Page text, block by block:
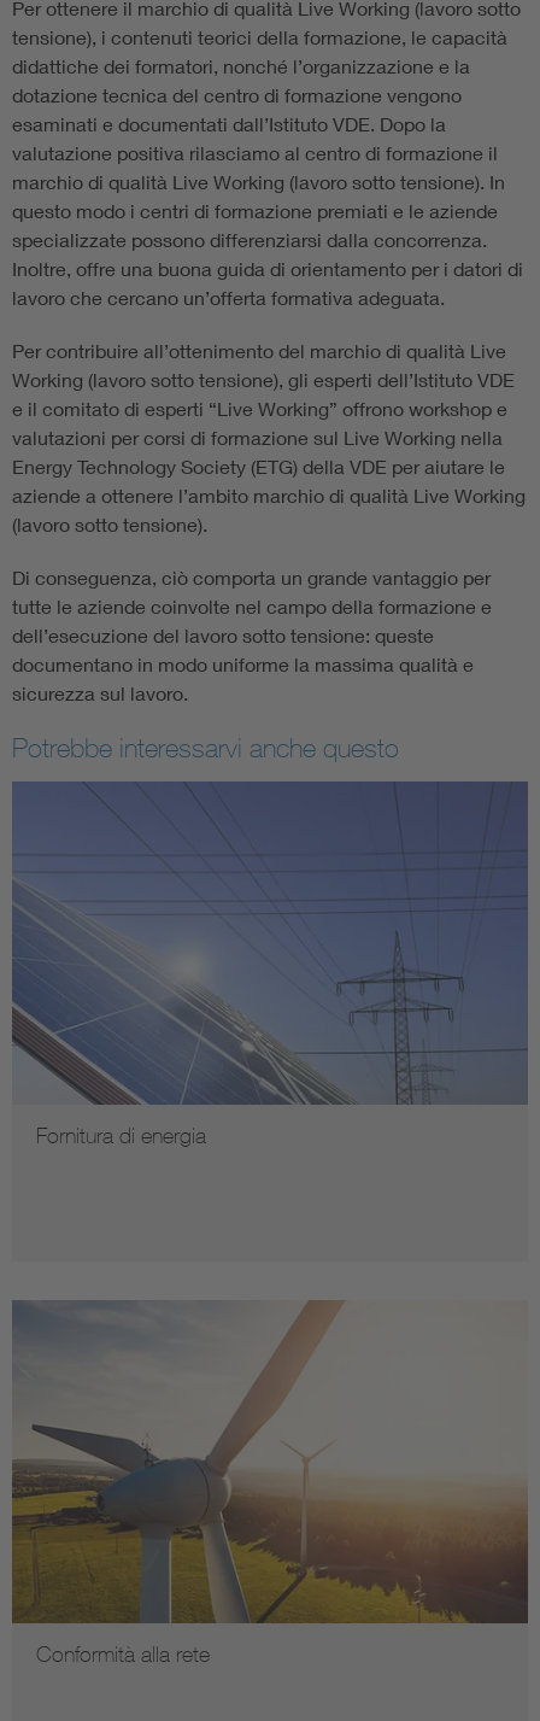
Per ottenere il marchio di qualità Live Working (lavoro sotto
tensione), i contenuti teorici della formazione, le capacità
didattiche dei formatori, nonché l’organizzazione e la
dotazione tecnica del centro di formazione vengono
esaminati e documentati dall’Istituto VDE. Dopo la
valutazione positiva rilasciamo al centro di formazione il
marchio di qualità Live Working (lavoro sotto tensione). In
questo modo i centri di formazione premiati e le aziende
specializzate possono differenziarsi dalla concorrenza.
Inoltre, offre una buona guida di orientamento per i datori di
lavoro che cercano un’offerta formativa adeguata.
Per contribuire all’ottenimento del marchio di qualità Live
Working (lavoro sotto tensione), gli esperti dell’Istituto VDE
e il comitato di esperti “Live Working” offrono workshop e
valutazioni per corsi di formazione sul Live Working nella
Energy Technology Society (ETG) della VDE per aiutare le
aziende a ottenere l’ambito marchio di qualità Live Working
(lavoro sotto tensione).
Di conseguenza, ciò comporta un grande vantaggio per
tutte le aziende coinvolte nel campo della formazione e
dell’esecuzione del lavoro sotto tensione: queste
documentano in modo uniforme la massima qualità e
sicurezza sul lavoro.
Potrebbe interessarvi anche questo
Fornitura di energia
Conformità alla rete